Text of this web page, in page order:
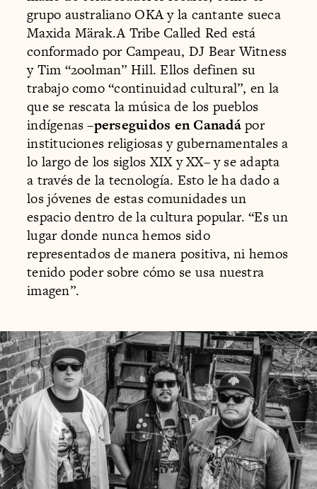
grupo australiano OKA y la cantante sueca
Maxida Märak.A Tribe Called Red está
conformado por Campeau, DJ Bear Witness
y Tim “2oolman” Hill. Ellos definen su
trabajo como “continuidad cultural”, en la
que se rescata la música de los pueblos
indígenas –perseguidos en Canadápor
instituciones religiosas y gubernamentales a
lo largo de los siglos XIX y XX– y se adapta
a través de la tecnología. Esto le ha dado a
los jóvenes de estas comunidades un
espacio dentro de la cultura popular. “Es un
lugar donde nunca hemos sido
representados de manera positiva, ni hemos
tenido poder sobre cómo se usa nuestra
imagen”.